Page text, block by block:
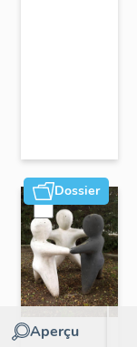
Dossier
Aperçu